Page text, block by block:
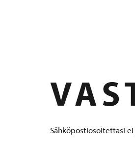
Sähköpostiosoitettasi